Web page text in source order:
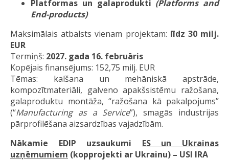
Platformas un galaprodukti (Platforms and
End-products)
Maksimālais atbalsts vienam projektam: līdz 30 milj.
EUR
Termiņš: 2027. gada 16. februāris
Kopējais finansējums: 152,75 milj. EUR
Tēmas: kalšana un mehāniskā apstrāde,
kompozītmateriāli, galveno apakšsistēmu ražošana,
galaproduktu montāža, “ražošana kā pakalpojums”
(“Manufacturing as a Service”), smagās industrijas
pārprofilēšana aizsardzības vajadzībām.
Nākamie EDIP uzsaukumi ES un Ukrainas
uzņēmumiem (kopprojekti ar Ukrainu) – USI IRA